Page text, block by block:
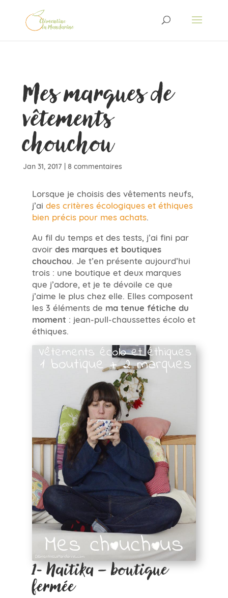
Mes marques de
vêtements
chouchou
Jan 31, 2017 | 8 commentaires
Lorsque je choisis des vêtements neufs,
j’ai des critères écologiques et éthiques
bien précis pour mes achats.
Au fil du temps et des tests, j’ai fini par
avoir des marques et boutiques
chouchou . Je t’en présente aujourd’hui
trois : une boutique et deux marques
que j’adore, et je te dévoile ce que
j’aime le plus chez elle. Elles composent
les 3 éléments de ma tenue fétiche du
moment : jean-pull-chaussettes écolo et
éthiques.
1- Naitika – boutique
fermée